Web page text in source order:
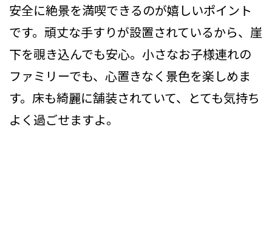
安全に絶景を満喫できるのが嬉しいポイント
です。頑丈な手すりが設置されているから、崖
下を覗き込んでも安心。小さなお子様連れの
ファミリーでも、心置きなく景色を楽しめま
す。床も綺麗に舗装されていて、とても気持ち
よく過ごせますよ。